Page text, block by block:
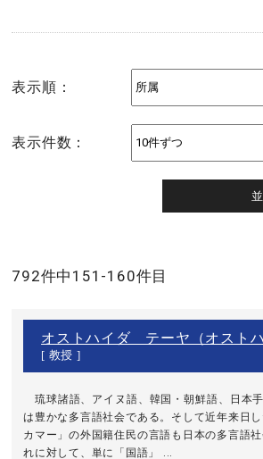
表示順：
表示件数：
792件中151-160件目
オストハイダ テーヤ（オスト
[ 教授 ]
琉球諸語、アイヌ語、韓国・朝鮮語、日本
は豊かな多言語社会である。そして近年来日
カマー」の外国籍住民の言語も日本の多言語
れに対して、単に「国語」 ...